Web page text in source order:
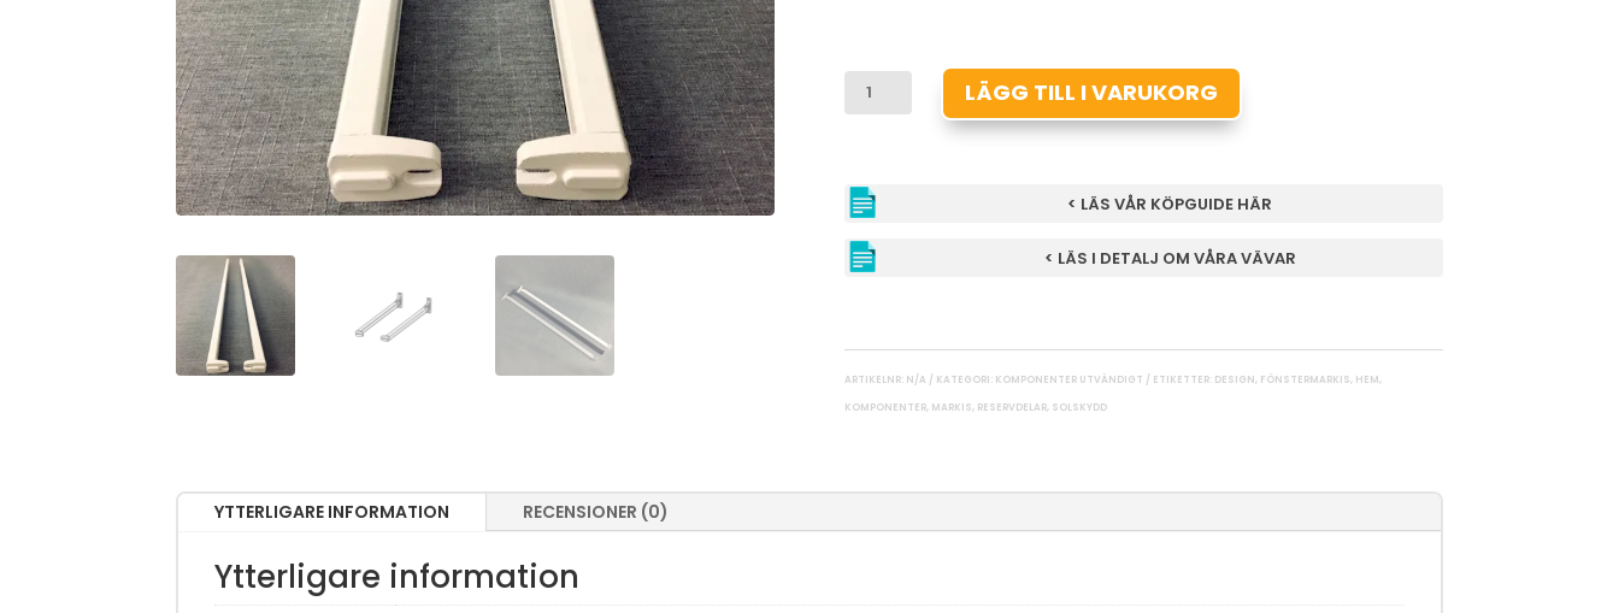
FALLARMAR
STORA
(F450/F520)
LÄGG TILL I VARUKORG
< LÄS VÅR KÖPGUIDE HÄR
< LÄS I DETALJ OM VÅRA VÄVAR
ARTIKELNR: N/A KATEGORI: KOMPONENTER UTVÄNDIGT ETIKETTER: DESIGN, FÖNSTERMARKIS, HEM,
KOMPONENTER, MARKIS, RESERVDELAR, SOLSKYDD
YTTERLIGARE INFORMATION RECENSIONER (0)
Ytterligare information